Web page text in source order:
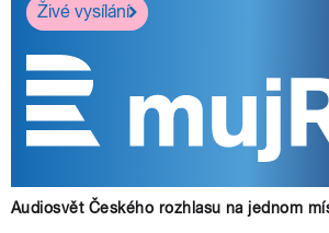
Živé vysílání
Audiosvět Českého rozhlasu na jednom